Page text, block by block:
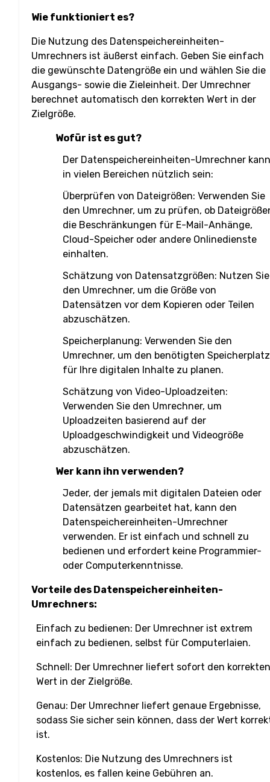
Wie funktioniert es?
Die Nutzung des Datenspeichereinheiten-
Umrechners ist äußerst einfach. Geben Sie einfach
die gewünschte Datengröße ein und wählen Sie die
Ausgangs- sowie die Zieleinheit. Der Umrechner
berechnet automatisch den korrekten Wert in der
Zielgröße.
Wofür ist es gut?
Der Datenspeichereinheiten-Umrechner kann
in vielen Bereichen nützlich sein:
Überprüfen von Dateigrößen: Verwenden Sie
den Umrechner, um zu prüfen, ob
die Beschränkungen für E-Mail-Anhänge,
Cloud-Speicher oder andere Onlinedienste
einhalten.
Schätzung von Datensatzgrößen: Nutzen Sie
den Umrechner, um die Größe von
Datensätzen vor dem Kopieren oder Teilen
abzuschätzen.
Speicherplanung: Verwenden Sie den
Umrechner, um den benötigten Speicherplatz
für Ihre digitalen Inhalte zu planen.
Schätzung von Video-Uploadzeiten:
Verwenden Sie den Umrechner, um
Uploadzeiten basierend auf der
Uploadgeschwindigkeit und Videogröße
abzuschätzen.
Wer kann ihn verwenden?
Jeder, der jemals mit digitalen Dateien oder
Datensätzen gearbeitet hat, kann den
Datenspeichereinheiten-Umrechner
verwenden. Er ist einfach und schnell zu
bedienen und erfordert keine Programmier-
oder Computerkenntnisse.
Vorteile des Datenspeichereinheiten-
Umrechners:
Einfach zu bedienen: Der Umrechner ist extrem
einfach zu bedienen, selbst für Computerlaien.
Schnell: Der Umrechner liefert sofort den korrekten
Wert in der Zielgröße.
Genau: Der Umrechner liefert genaue Ergebnisse,
sodass Sie sicher sein können, dass der Wert
ist.
Kostenlos: Die Nutzung des Umrechners ist
kostenlos, es fallen keine Gebühren an.